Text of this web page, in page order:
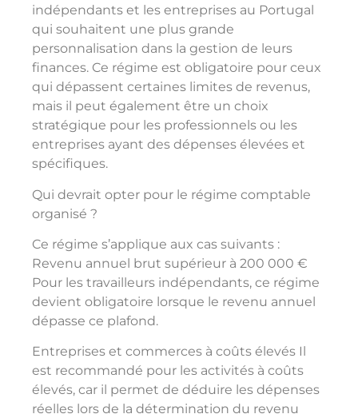
indépendants et les entreprises au Portugal
qui souhaitent une plus grande
personnalisation dans la gestion de leurs
finances. Ce régime est obligatoire pour ceux
qui dépassent certaines limites de revenus,
mais il peut également être un choix
stratégique pour les professionnels ou les
entreprises ayant des dépenses élevées et
spécifiques.
Qui devrait opter pour le régime comptable
organisé ?
Ce régime s’applique aux cas suivants :
Revenu annuel brut supérieur à 200 000 €
Pour les travailleurs indépendants, ce régime
devient obligatoire lorsque le revenu annuel
dépasse ce plafond.
Entreprises et commerces à coûts élevés Il
est recommandé pour les activités à coûts
élevés, car il permet de déduire les dépenses
réelles lors de la détermination du revenu